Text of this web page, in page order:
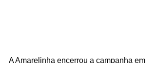
A Amarelinha encerrou a campanha em